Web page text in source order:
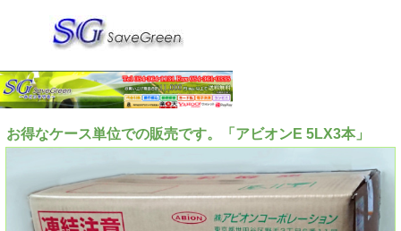
お得なケース単位での販売です。「アビオンE 5LX3本」